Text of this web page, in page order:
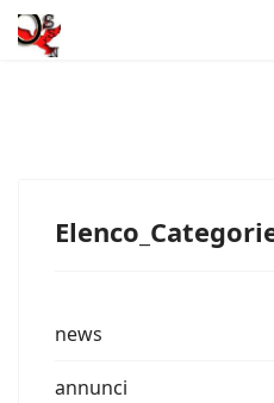
news
annunci